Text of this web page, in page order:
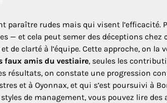
paraître rudes mais qui visent l’efficacité.
— et cela peut semer des déceptions chez
de clarté à l’équipe. Cette approche, on la
faux amis du vestiaire, seules les
résultats, on constate une progression
et à Oyonnax, et qui s’est poursuivi à
de management, vous pouvez lire des